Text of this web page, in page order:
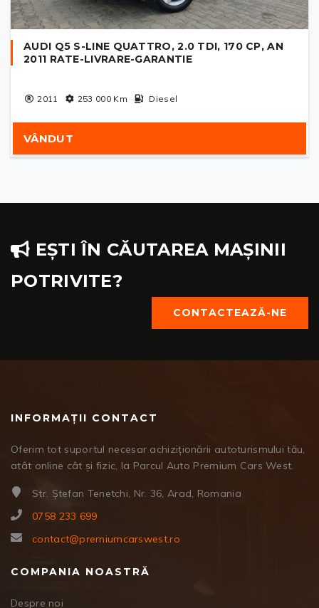
AUDI Q5 S-LINE QUATTRO, 2.0 TDI, 170 CP, AN
2011 RATE-LIVRARE-GARANTIE
2011 253 000Km Diesel
VÂNDUT
EȘTI ÎN CĂUTAREA MAȘINII
POTRIVITE?
CONTACTEAZĂ-NE
INFORMAȚII CONTACT
Oferim tot suportul necesar achiziționării autoturismului tău,
atât online cât și fizic, la Parcul Auto Premium Cars West.
Str. Ștefan Tenetchi, Nr. 36, Arad, Romania
0758 233 699
contact@premiumcarswest.ro
COMPANIA NOASTRĂ
Despre noi